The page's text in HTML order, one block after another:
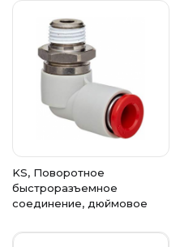
KS, Поворотное
быстроразъемное
соединение, дюймовое